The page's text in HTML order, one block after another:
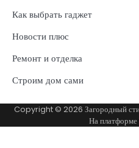
Как выбрать гаджет
Новости плюс
Ремонт и отделка
Строим дом сами
Copyright © 2026 Загородный
На платформе